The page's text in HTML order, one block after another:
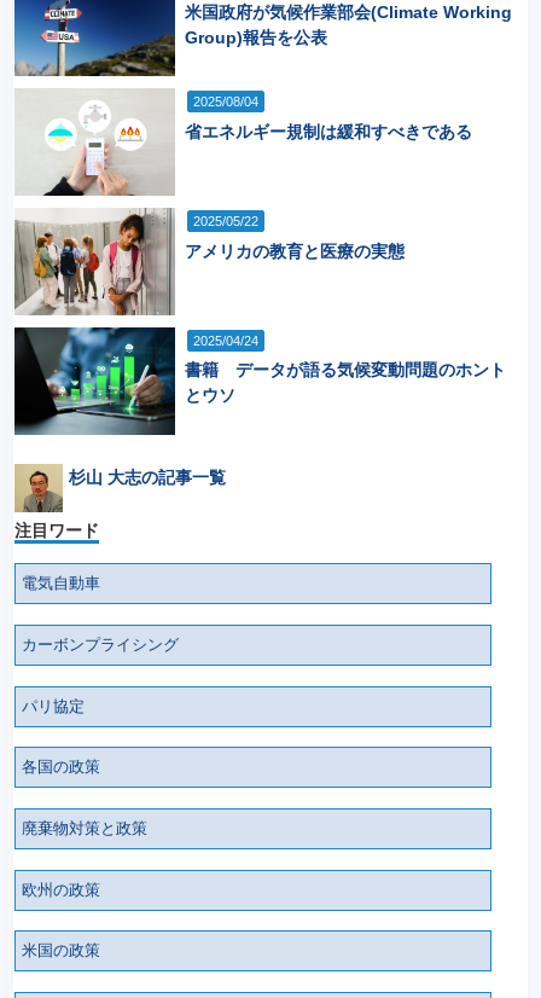
米国政府が気候作業部会(Climate Working
Group)報告を公表
2025/08/04
省エネルギー規制は緩和すべきである
2025/05/22
アメリカの教育と医療の実態
2025/04/24
書籍 データが語る気候変動問題のホント
とウソ
杉山 大志の記事一覧
注目ワード
電気自動車
カーボンプライシング
パリ協定
各国の政策
廃棄物対策と政策
欧州の政策
米国の政策